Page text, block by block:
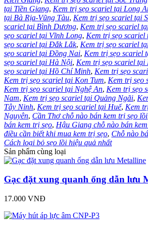
tại Tiền Giang, Kem trị sẹo scariel tại Long
tại Bà Rịa-Vũng Tàu, Kem trị sẹo scariel tại
scariel tại Bình Dương, Kem trị sẹo scariel
sẹo scariel tại Vĩnh Long, Kem trị sẹo
sẹo scariel tại Đắk Lắk, Kem trị sẹo scariel
sẹo scariel tại Đồng Nai, Kem trị sẹo scariel
sẹo scariel tại Hà Nội, Kem trị sẹo scariel tại
sẹo scariel tại Hồ Chí Minh, Kem trị sẹo
Kem trị sẹo scariel tại Kon Tum, Kem trị sẹo
Kem trị sẹo scariel tại Nghệ An, Kem trị sẹo
Nam, Kem trị sẹo scariel tại Quảng Ngãi,
Tây Ninh, Kem trị sẹo scariel tại Huế, Kem
Nguyên, Cần Thơ chỗ nào bán kem trị sẹo lồi
bán kem trị sẹo, Hậu Giang chỗ nào bán
điều cần biết khi mua kem trị sẹo, Chỗ nào
Cách loại bỏ sẹo lồi hiệu quả nhất
Sản phẩm cùng loại
Gạc đặt xung quanh ống dẫn lưu
17.000 VNĐ